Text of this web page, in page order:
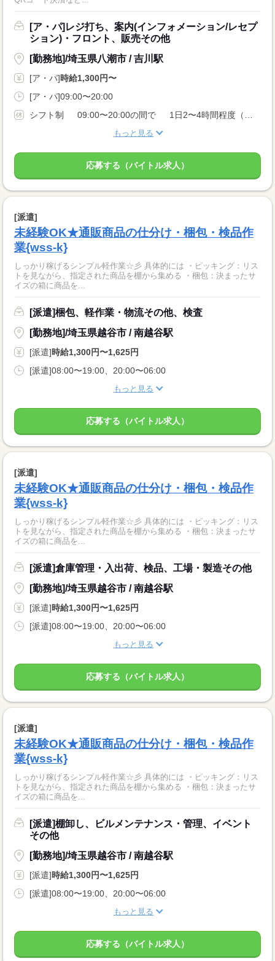
[ア・パ]レジ打ち、案内(インフォメーション/レセプ
ション)・フロント、販売その他
[勤務地]/埼玉県八潮市 / 吉川駅
[ア・パ]時給1,300円〜
[ア・パ]09:00〜20:00
シフト制 09:00〜20:00の間で 1日2〜4時間程度（週20時間未満）
もっと見る
応募する（バイトル求人）
[派遣]
未経験OK★通販商品の仕分け・梱包・検品作
業{wss-k}
しっかり稼げるシンプル軽作業☆彡 具体的には ・ピッキング：リス
トを見ながら、指定された商品を棚から集める ・梱包：決まったサ
イズの箱に商品を...
[派遣]梱包、軽作業・物流その他、検査
[勤務地]/埼玉県越谷市 / 南越谷駅
[派遣]時給1,300円〜1,625円
[派遣]08:00〜19:00、20:00〜06:00
もっと見る
応募する（バイトル求人）
[派遣]
未経験OK★通販商品の仕分け・梱包・検品作
業{wss-k}
しっかり稼げるシンプル軽作業☆彡 具体的には ・ピッキング：リス
トを見ながら、指定された商品を棚から集める ・梱包：決まったサ
イズの箱に商品を...
[派遣]倉庫管理・入出荷、検品、工場・製造その他
[勤務地]/埼玉県越谷市 / 南越谷駅
[派遣]時給1,300円〜1,625円
[派遣]08:00〜19:00、20:00〜06:00
もっと見る
応募する（バイトル求人）
[派遣]
未経験OK★通販商品の仕分け・梱包・検品作
業{wss-k}
しっかり稼げるシンプル軽作業☆彡 具体的には ・ピッキング：リス
トを見ながら、指定された商品を棚から集める ・梱包：決まったサ
イズの箱に商品を...
[派遣]棚卸し、ビルメンテナンス・管理、イベント
その他
[勤務地]/埼玉県越谷市 / 南越谷駅
[派遣]時給1,300円〜1,625円
[派遣]08:00〜19:00、20:00〜06:00
もっと見る
応募する（バイトル求人）